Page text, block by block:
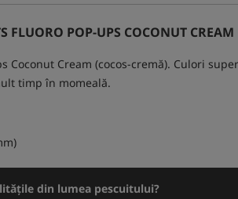
FLUORO POP-UPS COCONUT CREAM
Coconut Cream (cocos-cremă). Culori
timp în momeală.
din lumea pescuitului?